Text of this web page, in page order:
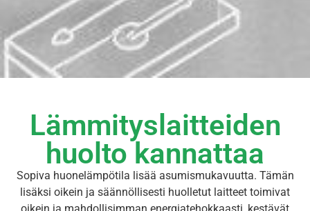
Lämmityslaitteiden
huolto kannattaa
Sopiva huonelämpötila lisää asumismukavuutta. Tämän
lisäksi oikein ja säännöllisesti huolletut laitteet toimivat